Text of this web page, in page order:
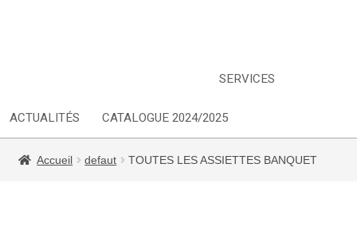
SERVICES
ACTUALITÉS CATALOGUE 2024/2025
Accueil defaut TOUTES LES ASSIETTES BANQUET